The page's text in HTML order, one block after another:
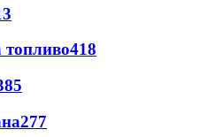
топливо418
277